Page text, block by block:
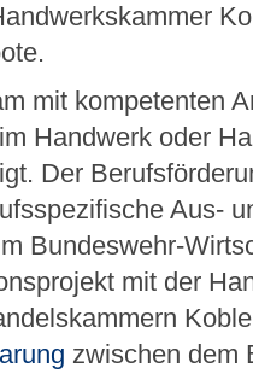
mit kompetenten
Handwerk oder
Der
Aus-
Bundeswehr-
mit der
zwischen dem